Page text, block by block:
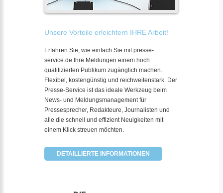
Unsere Vorteile erleichtern IHRE Arbeit!
Erfahren Sie, wie einfach Sie mit presse-
service.de Ihre Meldungen einem hoch
qualifizierten Publikum zugänglich machen.
Flexibel, kostengünstig und reichweitenstark. Der
Presse-Service ist das ideale Werkzeug beim
News- und Meldungsmanagement für
Pressesprecher, Redakteure, Journalisten und
alle die schnell und effizient Neuigkeiten mit
einem Klick streuen möchten.
DETAILLIERTE INFORMATIONEN